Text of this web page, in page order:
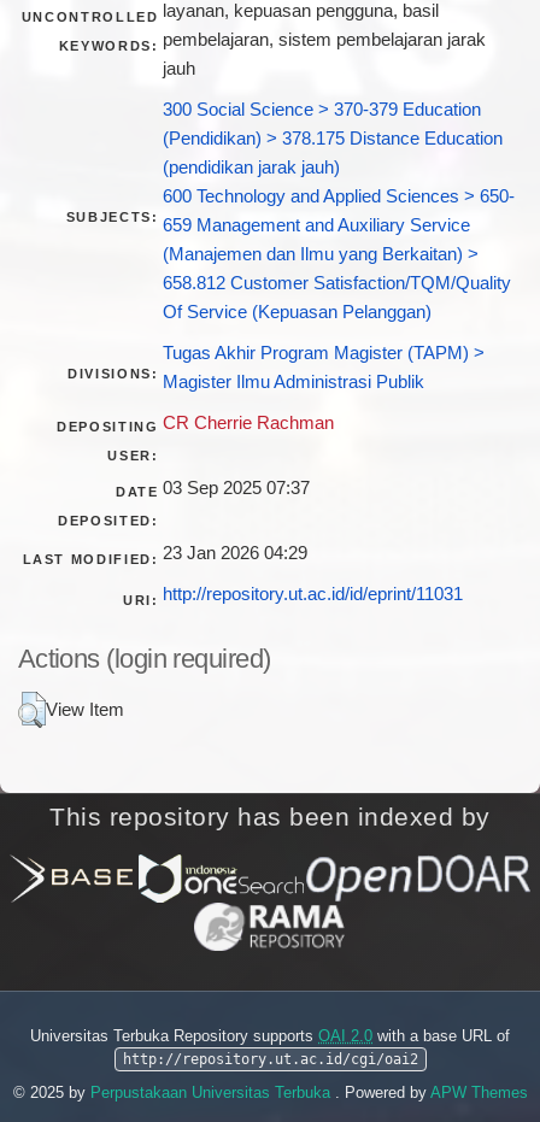
UNCONTROLLED
KEYWORDS:
layanan, kepuasan pengguna, basil
pembelajaran, sistem pembelajaran jarak
jauh
SUBJECTS:
300 Social Science > 370-379 Education
(Pendidikan) > 378.175 Distance Education
(pendidikan jarak jauh)
600 Technology and Applied Sciences > 650-
659 Management and Auxiliary Service
(Manajemen dan Ilmu yang Berkaitan) >
658.812 Customer Satisfaction/TQM/Quality
Of Service (Kepuasan Pelanggan)
DIVISIONS:
Tugas Akhir Program Magister (TAPM) >
Magister Ilmu Administrasi Publik
DEPOSITING
USER:
CR Cherrie Rachman
DATE
DEPOSITED:
03 Sep 2025 07:37
LAST MODIFIED: 23 Jan 2026 04:29
URI: http://repository.ut.ac.id/id/eprint/11031
Actions (login required)
View Item
This repository has been indexed by
Universitas Terbuka Repository supports OAI 2.0 with a base URL of
http://repository.ut.ac.id/cgi/oai2
© 2025 by Perpustakaan Universitas Terbuka . Powered by APW Themes